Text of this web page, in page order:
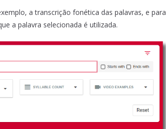
a transcrição fonética das palavras, e para
a palavra selecionada é utilizada.